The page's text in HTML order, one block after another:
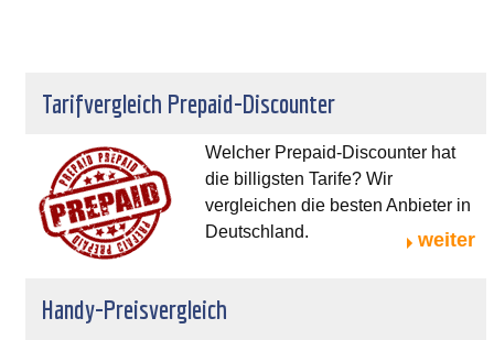
Tarifvergleich Prepaid-Discounter
Welcher Prepaid-Discounter hat
die billigsten Tarife? Wir
vergleichen die besten Anbieter in
Deutschland.
weiter
Handy-Preisvergleich